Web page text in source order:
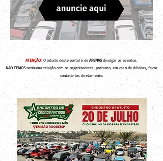
ATENÇÃO: O intuito deste portal é de APENAS divulgar os eventos.
NÃO TEMOS nenhuma relação com os organizadores, portanto, em caso de dúvidas, favor
contatá-los diretamente.